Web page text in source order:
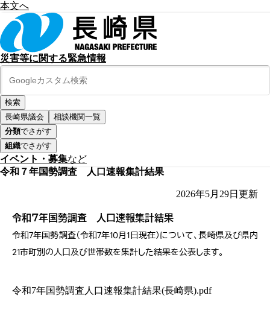
本文へ
災害等に関する緊急情報
長崎県議会
相談機関一覧
分類でさがす
組織でさがす
イベント・募集など
令和７年国勢調査 人口速報集計結果
2026年5月29日 更新
令和７年国勢調査 人口速報集計結果
令和7年国勢調査（令和7年10月1日現在）について、長崎県及び県内
21市町別の人口及び世帯数を集計した結果を公表します。
令和7年国勢調査人口速報集計結果(長崎県).pdf